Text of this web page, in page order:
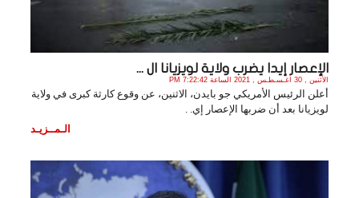
الإعصار إيدا يضرب ولاية لويزيانا ال ...
الأثنين , 30 أغـسـطـس , 2021 الساعة 7:22:42 PM
أعلن الرئيس الأمريكي جو بايدن، الاثنين، عن وقوع كارثة كبرى في ولاية
لويزيانا بعد أن ضربها الإعصار إي. .
الـمــزيـد